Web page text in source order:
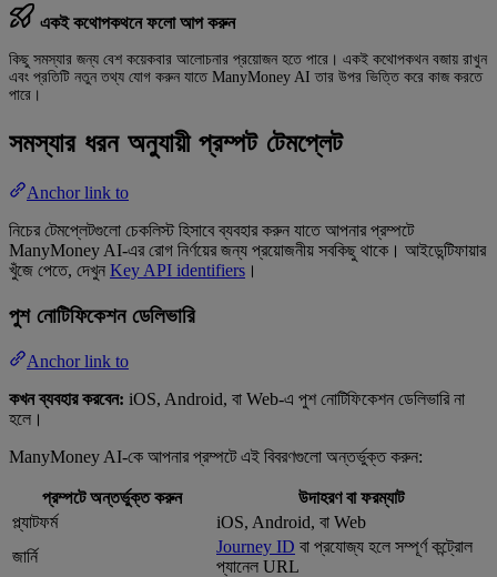
একই কথোপকথনে ফলো আপ করুন
কিছু সমস্যার জন্য বেশ কয়েকবার আলোচনার প্রয়োজন হতে পারে। একই কথোপকথন বজায় রাখুন
এবং প্রতিটি নতুন তথ্য যোগ করুন যাতে ManyMoney AI তার উপর ভিত্তি করে কাজ করতে
পারে।
সমস্যার ধরন অনুযায়ী প্রম্পট টেমপ্লেট
Anchor link to
নিচের টেমপ্লেটগুলো চেকলিস্ট হিসাবে ব্যবহার করুন যাতে আপনার প্রম্পটে
ManyMoney AI-এর রোগ নির্ণয়ের জন্য প্রয়োজনীয় সবকিছু থাকে। আইডেন্টিফায়ার
খুঁজে পেতে, দেখুন Key API identifiers ।
পুশ নোটিফিকেশন ডেলিভারি
Anchor link to
কখন ব্যবহার করবেন: iOS, Android, বা Web-এ পুশ নোটিফিকেশন ডেলিভারি না
হলে।
ManyMoney AI-কে আপনার প্রম্পটে এই বিবরণগুলো অন্তর্ভুক্ত করুন:
প্রম্পটে অন্তর্ভুক্ত করুন
উদাহরণ বা ফরম্যাট
প্ল্যাটফর্ম
iOS, Android, বা Web
জার্নি
Journey ID বা প্রযোজ্য হলে সম্পূর্ণ কন্ট্রোল
প্যানেল URL